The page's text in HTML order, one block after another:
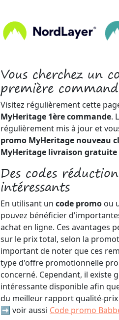
Vous cherchez un
première
Visitez régulièrement cette
MyHeritage 1ère commande.
régulièrement mis à jour et
promo MyHeritage nouveau
MyHeritage livraison gratuite
Des codes
intéressants
En utilisant un code promo ou
pouvez bénéficier
achat en ligne. Ces avantages
sur le prix total, selon la
important de noter que ces
type d'offre promotionnelle
concerné. Cependant, il
intéressante disponible afin
du meilleur rapport qualité-prix
➡️ voir aussi Code promo